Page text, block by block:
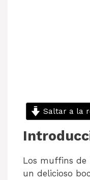
Saltar a la
Los muffins de
un delicioso